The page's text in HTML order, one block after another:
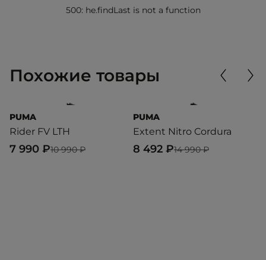
500: he.findLast is not a function
Похожие товары
PUMA
Rider FV LTH
10 990 ₽
7 990 ₽
PUMA
Extent Nitro Cordura
14 990 ₽
8 492 ₽